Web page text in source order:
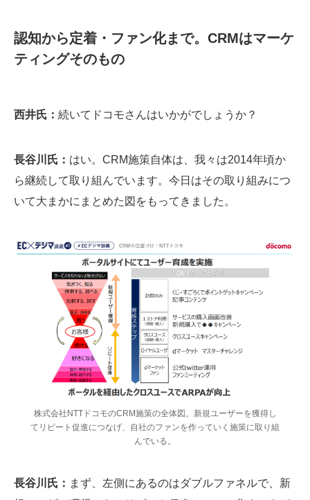
認知から定着・ファン化まで。CRMはマーケ
ティングそのもの
西井氏： 続いてドコモさんはいかがでしょうか？
長谷川氏： はい。CRM施策自体は、我々は2014年頃か
ら継続して取り組んでいます。今日はその取り組みにつ
いて大まかにまとめた図をもってきました。
株式会社NTTドコモのCRM施策の全体図。新規ユーザーを獲得し
てリピート促進につなげ、自社のファンを作っていく施策に取り組
んでいる。
長谷川氏： まず、左側にあるのはダブルファネルで、新